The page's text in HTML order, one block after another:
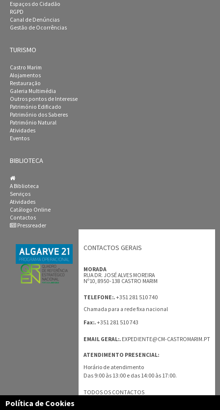
Espaços do Cidadão
RGPD
Canal de Denúncias
Gestão de Ocorrências
TURISMO
Castro Marim
Alojamentos
Restauração
Galeria Multimédia
Outros pontos de Interesse
Património Edificado
Património dos Saberes
Património Natural
Atividades
Eventos
BIBLIOTECA
A Biblioteca
Serviços
Atividades
Catálogo Online
Contactos
Pressreader
CONTACTOS GERAIS
MORADA
RUA DR. JOSÉ ALVES MOREIRA
Nº10, 8950-138 CASTRO MARIM
TELEFONE:.+351 281 510 740
Chamada para a rede fixa nacional
Fax:.+351 281 510 743
EMAIL GERAL:. EXPEDIENTE@CM-CASTROMARIM.PT
ATENDIMENTO PRESENCIAL:
Horário de atendimento
Das 9:00 às 13:00 e das 14:00 às 17:00.
TODOS OS CONTACTOS
Política de Cookies